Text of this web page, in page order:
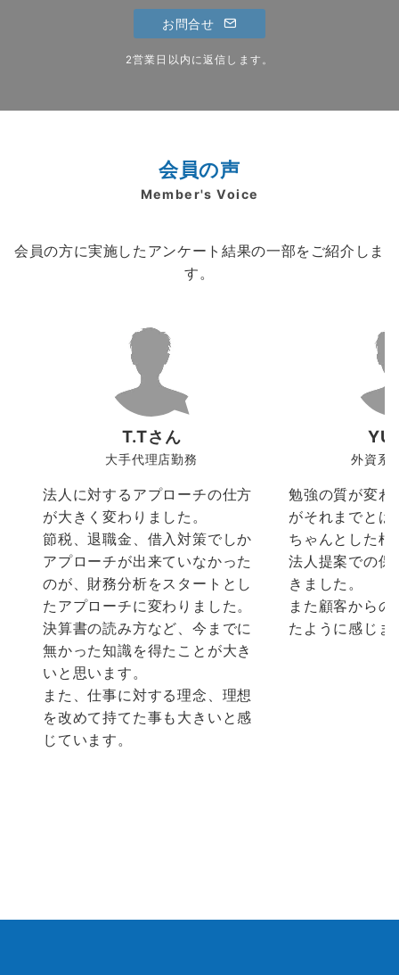
お問合せ
2営業日以内に返信します。
会員の声
Member's Voice
会員の方に実施したアンケート結果の一部をご紹介しま
す。
T.Tさん
大手代理店勤務
法人に対するアプローチの仕方
が大きく変わりました。
節税、退職金、借入対策でしか
アプローチが出来ていなかった
のが、財務分析をスタートとし
たアプローチに変わりました。
決算書の読み方など、今までに
無かった知識を得たことが大き
いと思います。
また、仕事に対する理念、理想
を改めて持てた事も大きいと感
じています。
YU
外資系
勉強の質が変わ
がそれまでと
ちゃんとした
法人提案での保
きました。
また顧客から
たように感じま